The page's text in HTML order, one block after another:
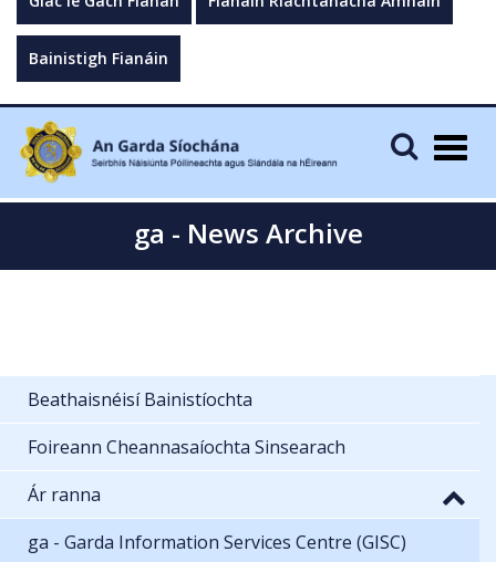
Bainistigh Fianáin
ga - News Archive
Beathaisnéisí Bainistíochta
Foireann Cheannasaíochta Sinsearach
Ár ranna
ga - Garda Information Services Centre (GISC)